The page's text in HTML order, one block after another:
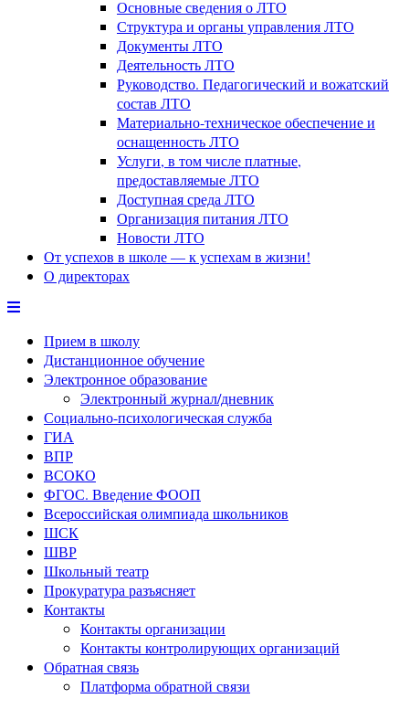
Основные сведения о ЛТО
Структура и органы управления ЛТО
Документы ЛТО
Деятельность ЛТО
Руководство. Педагогический и вожатский
состав ЛТО
Материально-техническое обеспечение и
оснащенность ЛТО
Услуги, в том числе платные,
предоставляемые ЛТО
Доступная среда ЛТО
Организация питания ЛТО
Новости ЛТО
От успехов в школе — к успехам в жизни!
О директорах
Прием в школу
Дистанционное обучение
Электронное образование
Электронный журнал/дневник
Социально-психологическая служба
ГИА
ВПР
ВСОКО
ФГОС. Введение ФООП
Всероссийская олимпиада школьников
ШСК
ШВР
Школьный театр
Прокуратура разъясняет
Контакты
Контакты организации
Контакты контролирующих организаций
Обратная связь
Платформа обратной связи